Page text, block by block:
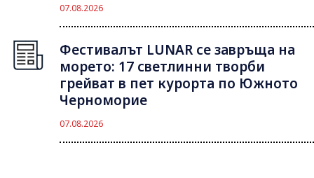
07.08.2026
Фестивалът LUNAR се завръща на
морето: 17 светлинни творби
грейват в пет курорта по Южното
Черноморие
07.08.2026